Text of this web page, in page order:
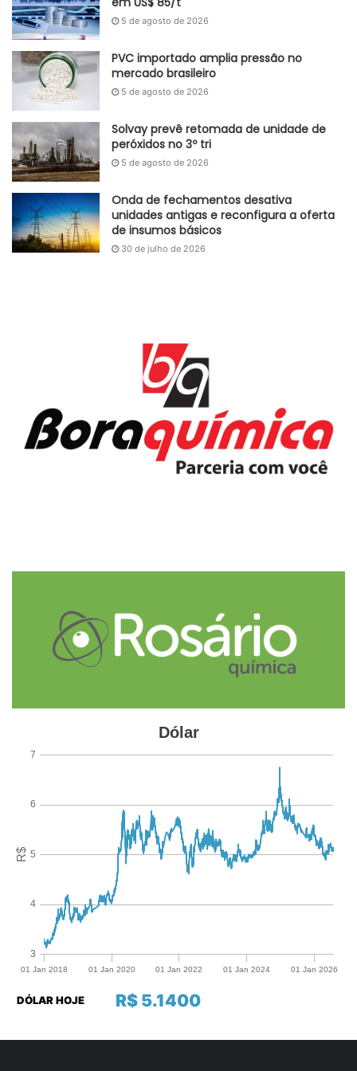
Autoral GlobalKem | 15 de abril de 2025
Etiquetas cavaco de madeira
construção civil
Coque de petróleo
produção
5 de agosto de 2026
PVC importado amplia pressão no
mercado brasileiro
5 de agosto de 2026
Solvay prevê retomada de unidade de
peróxidos no 3º tri
5 de agosto de 2026
Onda de fechamentos desativa
unidades antigas e reconfigura a oferta
de insumos básicos
30 de julho de 2026
R$ 5.1400
DÓLAR HOJE